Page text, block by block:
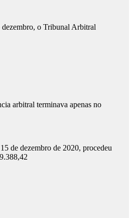
dezembro, o Tribunal Arbitral
arbitral terminava apenas no
de dezembro de 2020, procedeu